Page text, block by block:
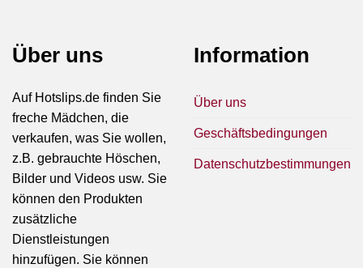
Über uns
Auf Hotslips.de finden Sie
freche Mädchen, die
verkaufen, was Sie wollen,
z.B. gebrauchte Höschen,
Bilder und Videos usw. Sie
können den Produkten
zusätzliche
Dienstleistungen
hinzufügen. Sie können
Information
Über uns
Geschäftsbedingungen
Datenschutzbestimmungen